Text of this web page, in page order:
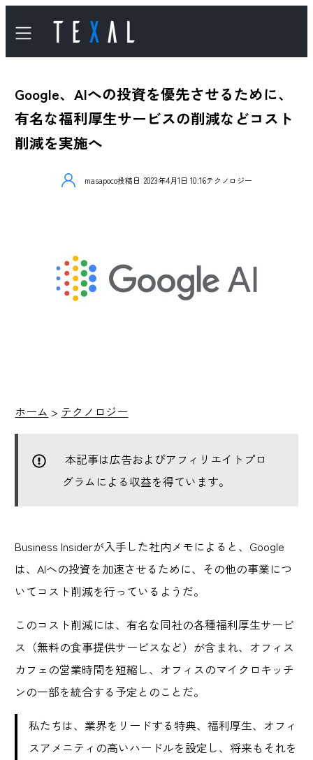
Google、AIへの投資を優先させるために、
有名な福利厚生サービスの削減などコスト
削減を実施へ
masapoco投稿日 2023年4月1日 10:16テクノロジー
ホーム > テクノロジー
本記事は広告およびアフィリエイトプロ
グラムによる収益を得ています。
Business Insiderが入手した社内メモによると、Google
は、AIへの投資を加速させるために、その他の事業につ
いてコスト削減を行っているようだ。
このコスト削減には、有名な同社の各種福利厚生サービ
ス（無料の食事提供サービスなど）が含まれ、オフィス
カフェの営業時間を短縮し、オフィスのマイクロキッチ
ンの一部を統合する予定とのことだ。
私たちは、業界をリードする特典、福利厚生、オフィ
スアメニティの高いハードルを設定し、将来もそれを